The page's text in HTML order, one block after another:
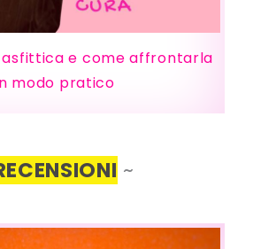
asfittica e come affrontarla
modo pratico
~